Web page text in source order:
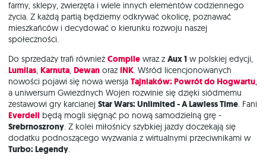
farmy, sklepy, zwierzęta i wiele innych elementów codziennego
życia. Z każdą partią będziemy odkrywać okolicę, poznawać
mieszkańców i decydować o kierunku rozwoju naszej
społeczności.
Do sprzedaży trafi również Compile wraz z Aux 1 w polskiej edycji,
Lumilas, Karnuta, Dewan oraz INK. Wśród licencjonowanych
nowości pojawi się nowa wersja Tajniaków: Powrót do Hogwartu,
a uniwersum Gwiezdnych Wojen rozwinie się dzięki siódmemu
zestawowi gry karcianej Star Wars: Unlimited - A Lawless Time. Fani
Everdell będą mogli sięgnąć po nową samodzielną grę -
Srebrnoszrony. Z kolei miłośnicy szybkiej jazdy doczekają się
dodatku podnoszącego wyzwania z wirtualnymi przeciwnikami w
Turbo: Legendy.